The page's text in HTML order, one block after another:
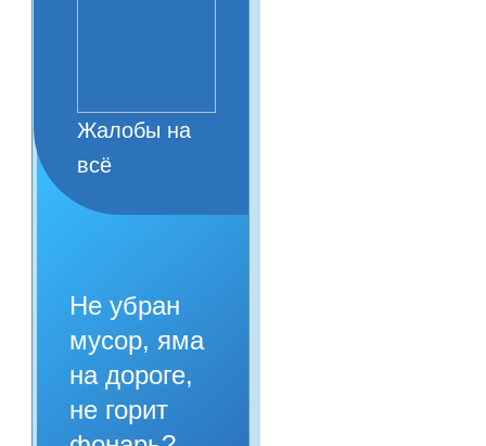
Жалобы на
всё
Не убран
мусор, яма
на дороге,
не горит